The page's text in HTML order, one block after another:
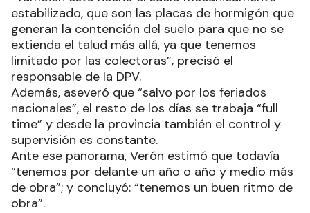
estabilizado, que son las placas de hormigón que
generan la contención del suelo para que no se
extienda el talud más allá, ya que tenemos
limitado por las colectoras”, precisó el
responsable de la DPV.
Además, aseveró que “salvo por los feriados
nacionales”, el resto de los días se trabaja “full
time” y desde la provincia también el control y
supervisión es constante.
Ante ese panorama, Verón estimó que todavía
“tenemos por delante un año o año y medio más
de obra”; y concluyó: “tenemos un buen ritmo de
obra”.